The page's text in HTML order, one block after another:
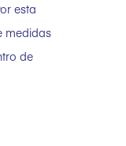
esta
medidas
de